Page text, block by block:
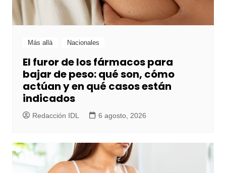
Más allá Nacionales
El furor de los fármacos para
bajar de peso: qué son, cómo
actúan y en qué casos están
indicados
Redacción IDL 6 agosto, 2026